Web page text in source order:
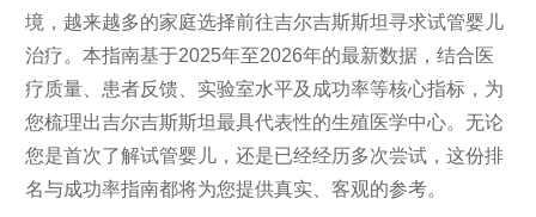
境，越来越多的家庭选择前往吉尔吉斯斯坦寻求试管婴儿
治疗。本指南基于2025年至2026年的最新数据，结合医
疗质量、患者反馈、实验室水平及成功率等核心指标，为
您梳理出吉尔吉斯斯坦最具代表性的生殖医学中心。无论
您是首次了解试管婴儿，还是已经经历多次尝试，这份排
名与成功率指南都将为您提供真实、客观的参考。